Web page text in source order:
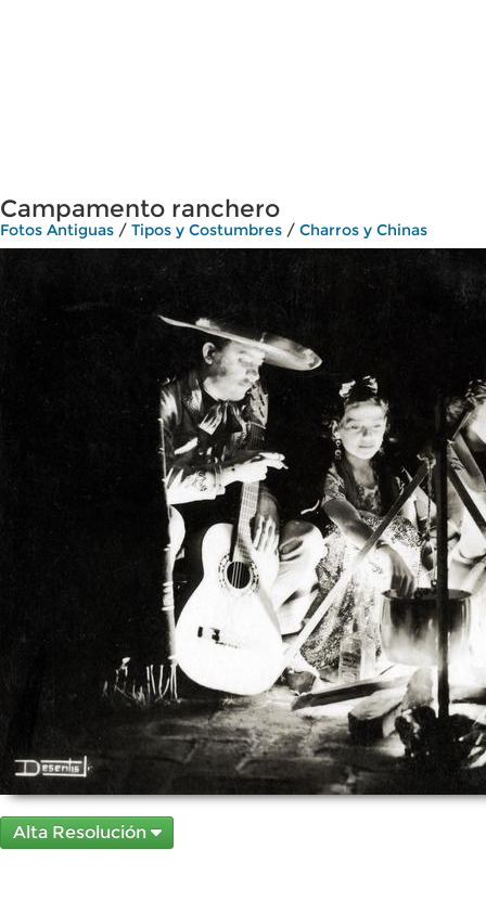
Campamento ranchero
Fotos Antiguas / Tipos y Costumbres / Charros y Chinas
Alta Resolución